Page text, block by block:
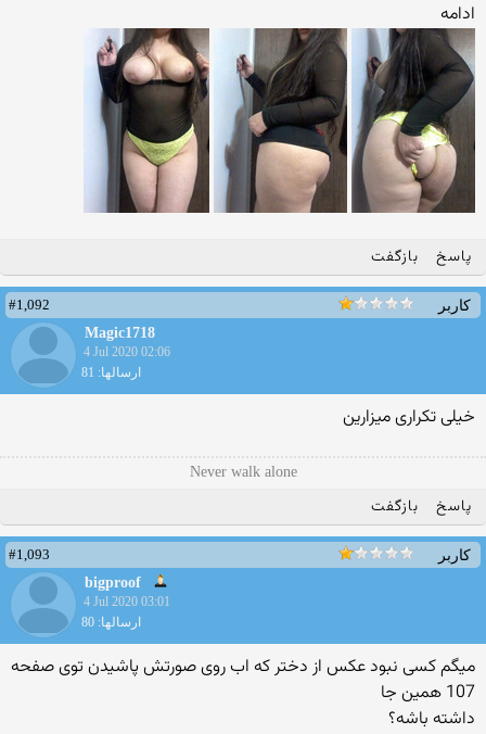
ادامه
پاسخ بازگفت
کاربر
#1,092
Magic1718
4 Jul 2020 02:06
ارسالها: 81
خیلی تکراری میزارین
Never walk alone
پاسخ بازگفت
کاربر
#1,093
bigproof
4 Jul 2020 03:01
ارسالها: 80
میگم کسی نبود عکس از دختر که اب روی صورتش پاشیدن توی صفحه
107 همین جا
داشته باشه؟